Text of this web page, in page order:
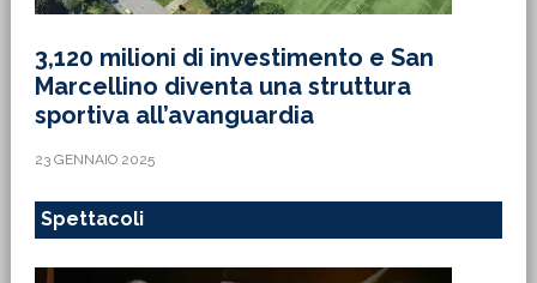
3,120 milioni di investimento e San
Marcellino diventa una struttura
sportiva all’avanguardia
23 GENNAIO 2025
Spettacoli